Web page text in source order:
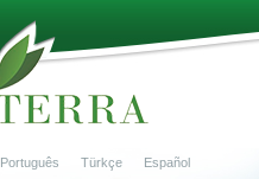
Português Türkçe
Español